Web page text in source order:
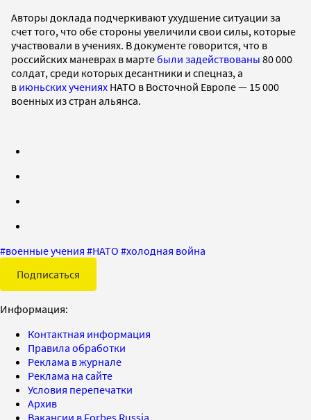
Авторы доклада подчеркивают ухудшение ситуации за
счет того, что обе стороны увеличили свои силы, которые
участвовали в учениях. В документе говорится, что в
российских маневрах в мартебыли задействованы 80 000
солдат, среди которых десантники и спецназ, а
в июньских учениях НАТО в Восточной Европе — 15 000
военных из стран альянса.
#военные учения #НАТО #холодная война
Подписаться
Информация:
Контактная информация
Правила обработки
Реклама в журнале
Реклама на сайте
Условия перепечатки
Архив
Вакансии в Forbes Russia